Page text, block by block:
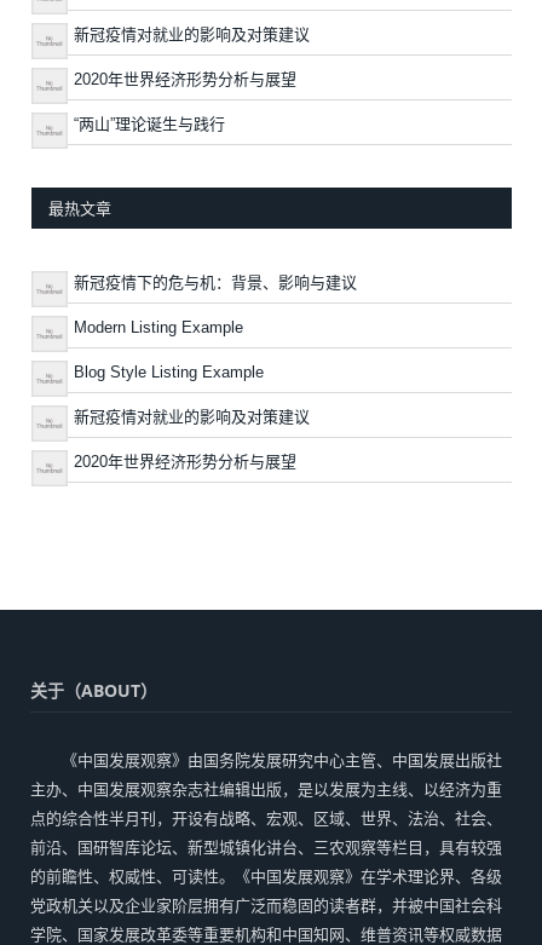
新冠疫情对就业的影响及对策建议
2020年世界经济形势分析与展望
“两山”理论诞生与践行
最热文章
新冠疫情下的危与机：背景、影响与建议
Modern Listing Example
Blog Style Listing Example
新冠疫情对就业的影响及对策建议
2020年世界经济形势分析与展望
关于（ABOUT）
《中国发展观察》由国务院发展研究中心主管、中国发展出版社
主办、中国发展观察杂志社编辑出版，是以发展为主线、以经济为重
点的综合性半月刊，开设有战略、宏观、区域、世界、法治、社会、
前沿、国研智库论坛、新型城镇化讲台、三农观察等栏目，具有较强
的前瞻性、权威性、可读性。《中国发展观察》在学术理论界、各级
党政机关以及企业家阶层拥有广泛而稳固的读者群，并被中国社会科
学院、国家发展改革委等重要机构和中国知网、维普资讯等权威数据